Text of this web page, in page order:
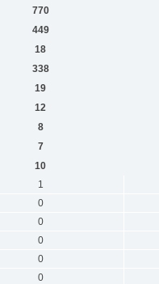
770
449
18
338
19
12
8
7
10
1
0
0
0
0
0